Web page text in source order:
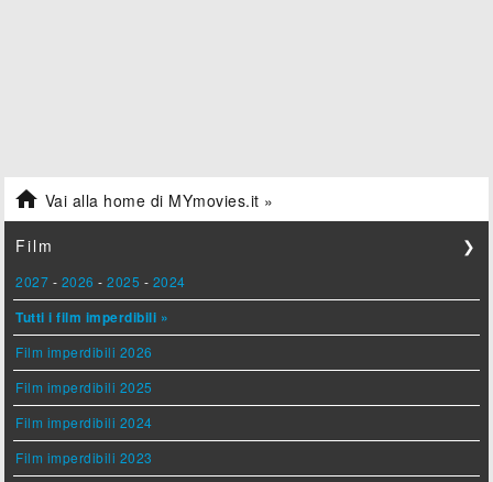
 Vai alla home di MYmovies.it »
Film ❯
2027 - 2026 -2025 - 2024
Tutti i film imperdibili »
Film imperdibili 2026
Film imperdibili 2025
Film imperdibili 2024
Film imperdibili 2023